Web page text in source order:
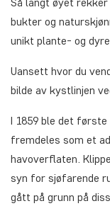
bukter og
unikt plante- og
Uansett hvor du
bilde av kystlinjen
I 1859 ble det
fremdeles som et
havoverflaten.
syn for sjøfarende
gått på grunn på